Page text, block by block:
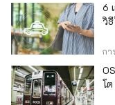
6
วิ
กา
โ